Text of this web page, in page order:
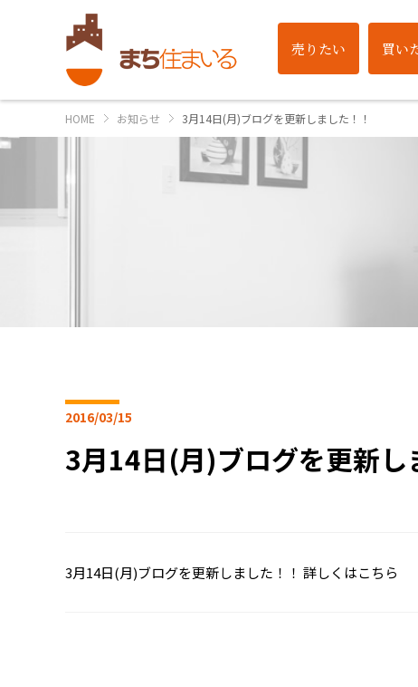
売りたい 買い
HOME お知らせ 3月14日(月)ブログを更新しました！！
2016/03/15
3月14日(月)ブログを更新し
3月14日(月)ブログを更新しました！！ 詳しくはこちら